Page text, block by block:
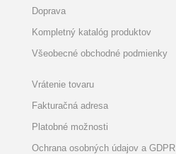
Doprava
Kompletný katalóg produktov
Všeobecné obchodné podmienky
Vrátenie tovaru
Fakturačná adresa
Platobné možnosti
Ochrana osobných údajov a GDPR